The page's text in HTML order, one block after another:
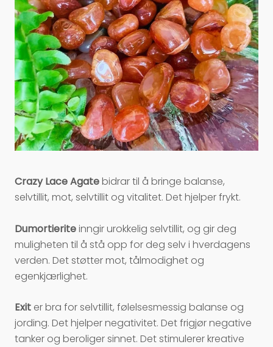
Crazy Lace Agatebidrar til å bringe balanse,
selvtillit, mot, selvtillit og vitalitet. Det hjelper frykt.
Dumortieriteinngir urokkelig selvtillit, og gir deg
muligheten til å stå opp for deg selv i hverdagens
verden. Det støtter mot, tålmodighet og
egenkjærlighet.
Exit er bra for selvtillit, følelsesmessig balanse og
jording. Det hjelper negativitet. Det frigjør negative
tanker og beroliger sinnet. Det stimulerer kreative